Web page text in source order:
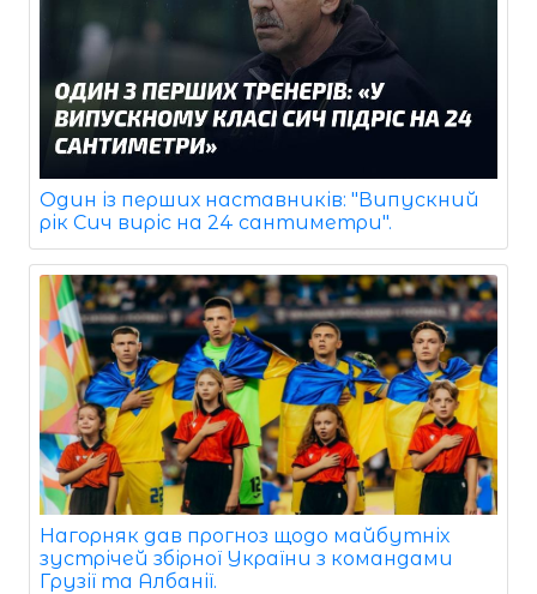
Один із перших наставників: "Випускний
рік Сич виріс на 24 сантиметри".
Нагорняк дав прогноз щодо майбутніх
зустрічей збірної України з командами
Грузії та Албанії.